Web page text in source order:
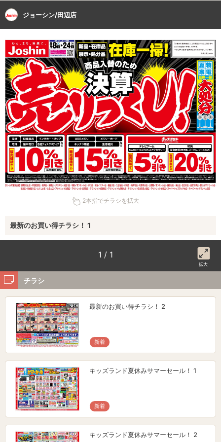
ジョーシン/田辺店
2本指でチラシを拡大
最新のお買い得チラシ！ 1
1 / 1
拡大
チラシ
最新のお買い得チラシ！ 2
新着
キッズランド夏休みサマーセール！ 1
新着
キッズランド夏休みサマーセール！ 2